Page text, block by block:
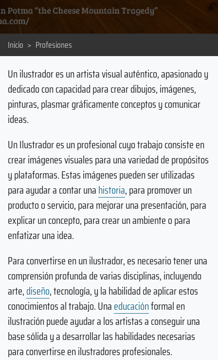
Inicio > Profesiones
Un ilustrador es un artista visual auténtico, apasionado y
dedicado con capacidad para crear dibujos, imágenes,
pinturas, plasmar gráficamente conceptos y comunicar
ideas.
Un Ilustrador es un profesional cuyo trabajo consiste en
crear imágenes visuales para una variedad de propósitos
y plataformas. Estas imágenes pueden ser utilizadas
para ayudar a contar unahistoria, para promover un
producto o servicio, para mejorar una presentación, para
explicar un concepto, para crear un ambiente o para
enfatizar una idea.
Para convertirse en un ilustrador, es necesario tener una
comprensión profunda de varias disciplinas, incluyendo
arte,diseño, tecnología, y la habilidad de aplicar estos
conocimientos al trabajo. Unaeducaciónformal en
ilustración puede ayudar a los artistas a conseguir una
base sólida y a desarrollar las habilidades necesarias
para convertirse en ilustradores profesionales.